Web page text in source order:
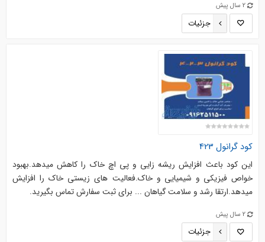
2 سال پیش
جزئیات
کود گرانول 423
این کود باعث افزایش ریشه زایی و پی اچ خاک را کاهش میدهد.بهبود
خواص فیزیکی و شیمیایی و خاک.فعالیت های زیستی خاک را افزایش
میدهد.ارتقا رشد و سلامت گیاهان ... برای ثبت سفارش تماس بگیرید.
2 سال پیش
جزئیات